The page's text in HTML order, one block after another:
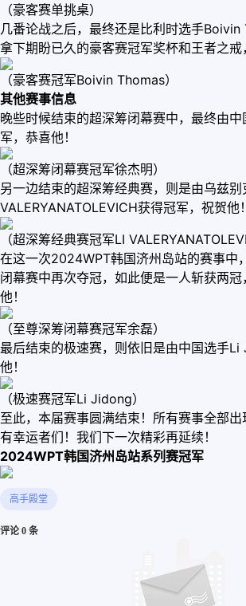
（豪客赛单挑桌）
几番论战之后，最终还是比利时选手Boivin
拿下期盼已久的豪客赛冠军奖杯和王者之戒
（豪客赛冠军Boivin Thomas）
其他赛事信息
晚些时候结束的超深筹闭幕赛中，最终由
军，恭喜他！
（超深筹闭幕赛冠军徐杰明）
另一边结束的超深筹经典赛，则是由乌兹别
VALERYANATOLEVICH获得冠军，祝贺他！
（超深筹经典赛冠军LI
在这一次2024WPT韩国济州岛站的赛事中
闭幕赛中再次夺冠，如此便是一人斩获两
他！
（至尊深筹闭幕赛冠军余磊）
最后结束的极速赛，则依旧是由中国选手
他！
（极速赛冠军Li Jidong）
至此，本届赛事圆满结束！所有赛事全部
有幸运者们！我们下一次精彩再延续！
2024WPT韩国济州岛站系列赛冠军
高手殿堂
评论 0 条